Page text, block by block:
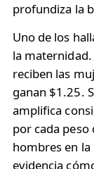
profundiza la
Uno de los
la
reciben las
ganan $1.25.
amplifica
por cada
hombres en
evidencia